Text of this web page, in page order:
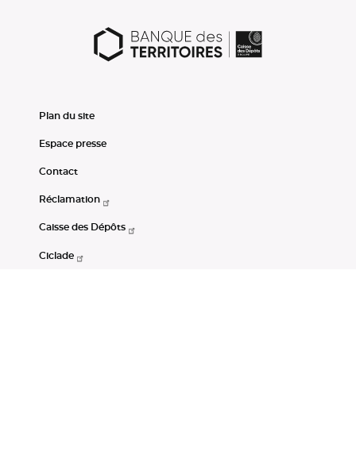
Plan du site
Espace presse
Contact
Réclamation
Caisse des Dépôts
Ciclade